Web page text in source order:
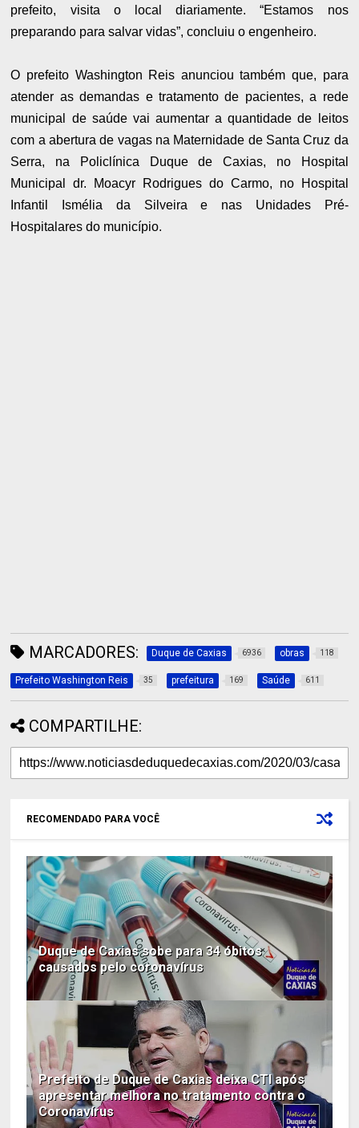
prefeito, visita o local diariamente. “Estamos nos
preparando para salvar vidas”, concluiu o engenheiro.
O prefeito Washington Reis anunciou também que, para
atender as demandas e tratamento de pacientes, a rede
municipal de saúde vai aumentar a quantidade de leitos
com a abertura de vagas na Maternidade de Santa Cruz da
Serra, na Policlínica Duque de Caxias, no Hospital
Municipal dr. Moacyr Rodrigues do Carmo, no Hospital
Infantil Ismélia da Silveira e nas Unidades Pré-
Hospitalares do município.
MARCADORES: Duque de Caxias 6936 obras 118
Prefeito Washington Reis 35 prefeitura 169 Saúde 611
COMPARTILHE:
RECOMENDADO PARA VOCÊ
Duque de Caxias sobe para 34 óbitos
causados pelo coronavírus
Prefeito de Duque de Caxias deixa CTI após
apresentar melhora no tratamento contra o
Coronavírus